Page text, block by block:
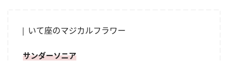
いて座のマジカルフラワー
サンダーソニア